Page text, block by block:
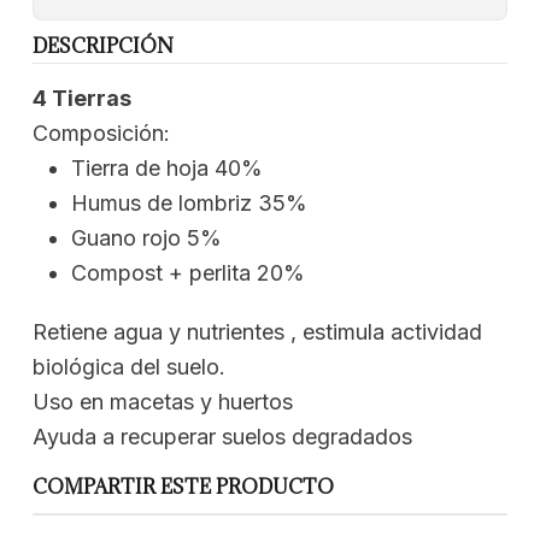
DESCRIPCIÓN
4 Tierras
Composición:
Tierra de hoja 40%
Humus de lombriz 35%
Guano rojo 5%
Compost + perlita 20%
Retiene agua y nutrientes , estimula actividad
biológica del suelo.
Uso en macetas y huertos
Ayuda a recuperar suelos degradados
COMPARTIR ESTE PRODUCTO